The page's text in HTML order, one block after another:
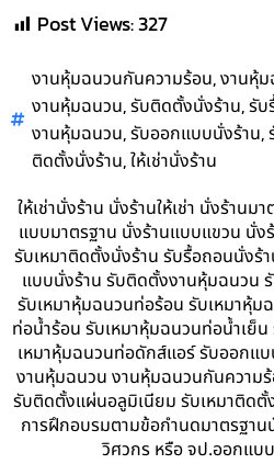
Post Views:327
งานหุ้มฉนวนกันความร้อน,งานหุ้
งานหุ้มฉนวน,รับติดตั้งนั่งร้าน,รับ
งานหุ้มฉนวน,รับออกแบบนั่งร้าน,
ติดตั้งนั่งร้าน,ให้เช่านั่งร้าน
ให้เช่านั่งร้าน นั่งร้านให้เช่า นั่งร้าน
แบบมาตรฐาน นั่งร้านแบบแขวน นั่
รับเหมาติดตั้งนั่งร้าน รับรื้อถอนนั่งร้
แบบนั่งร้าน รับติดตั้งงานหุ้มฉนวน
รับเหมาหุ้มฉนวนท่อร้อน รับเหมาหุ้ม
ท่อน้ำร้อน รับเหมาหุ้มฉนวนท่อน้ำเย็
เหมาหุ้มฉนวนท่อดักส์แอร์ รับออกแ
งานหุ้มฉนวน งานหุ้มฉนวนกันความ
รับติดตั้งแผ่นอลูมิเนียม รับเหมาติด
การฝึกอบรมตามข้อกำนดมาตรฐาน
วิศวกร หรือ จป.ออกแบ